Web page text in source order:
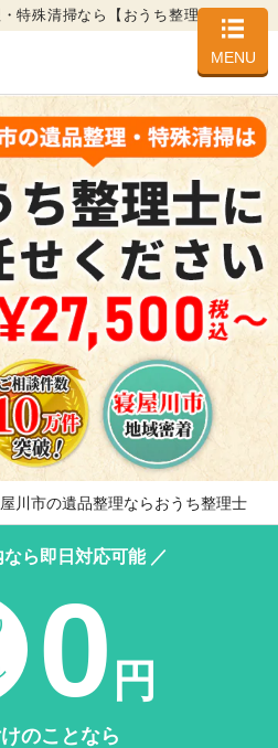
特殊清掃なら【おうち整理士】
MENU
川市の遺品整理ならおうち整理士
ら即日対応可能 ／
0 円
のことなら